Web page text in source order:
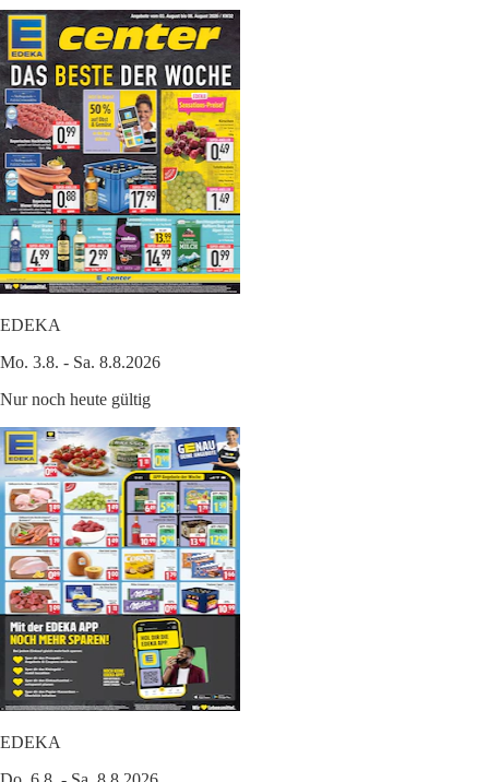
EDEKA
Mo. 3.8. - Sa. 8.8.2026
Nur noch heute gültig
EDEKA